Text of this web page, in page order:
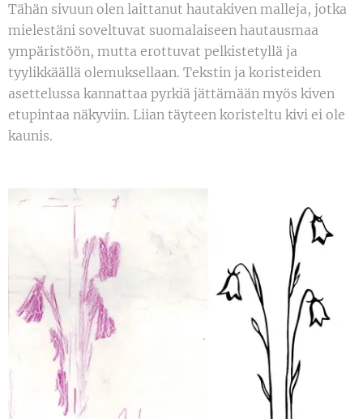
Tähän sivuun olen laittanut hautakiven malleja, jotka
mielestäni soveltuvat suomalaiseen hautausmaa
ympäristöön, mutta erottuvat pelkistetyllä ja
tyylikkäällä olemuksellaan. Tekstin ja koristeiden
asettelussa kannattaa pyrkiä jättämään myös kiven
etupintaa näkyviin. Liian täyteen koristeltu kivi ei ole
kaunis.